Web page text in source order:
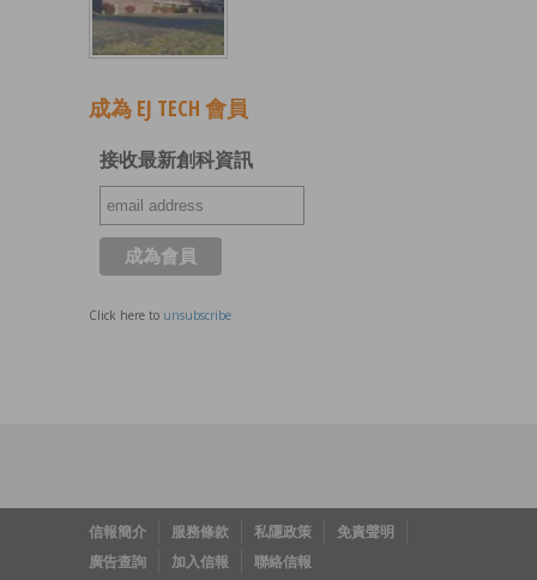
成為 EJ TECH 會員
接收最新創科資訊
Click here to unsubscribe
信報簡介 服務條款 私隱政策
免責聲明
廣告查詢
加入信報 聯絡信報